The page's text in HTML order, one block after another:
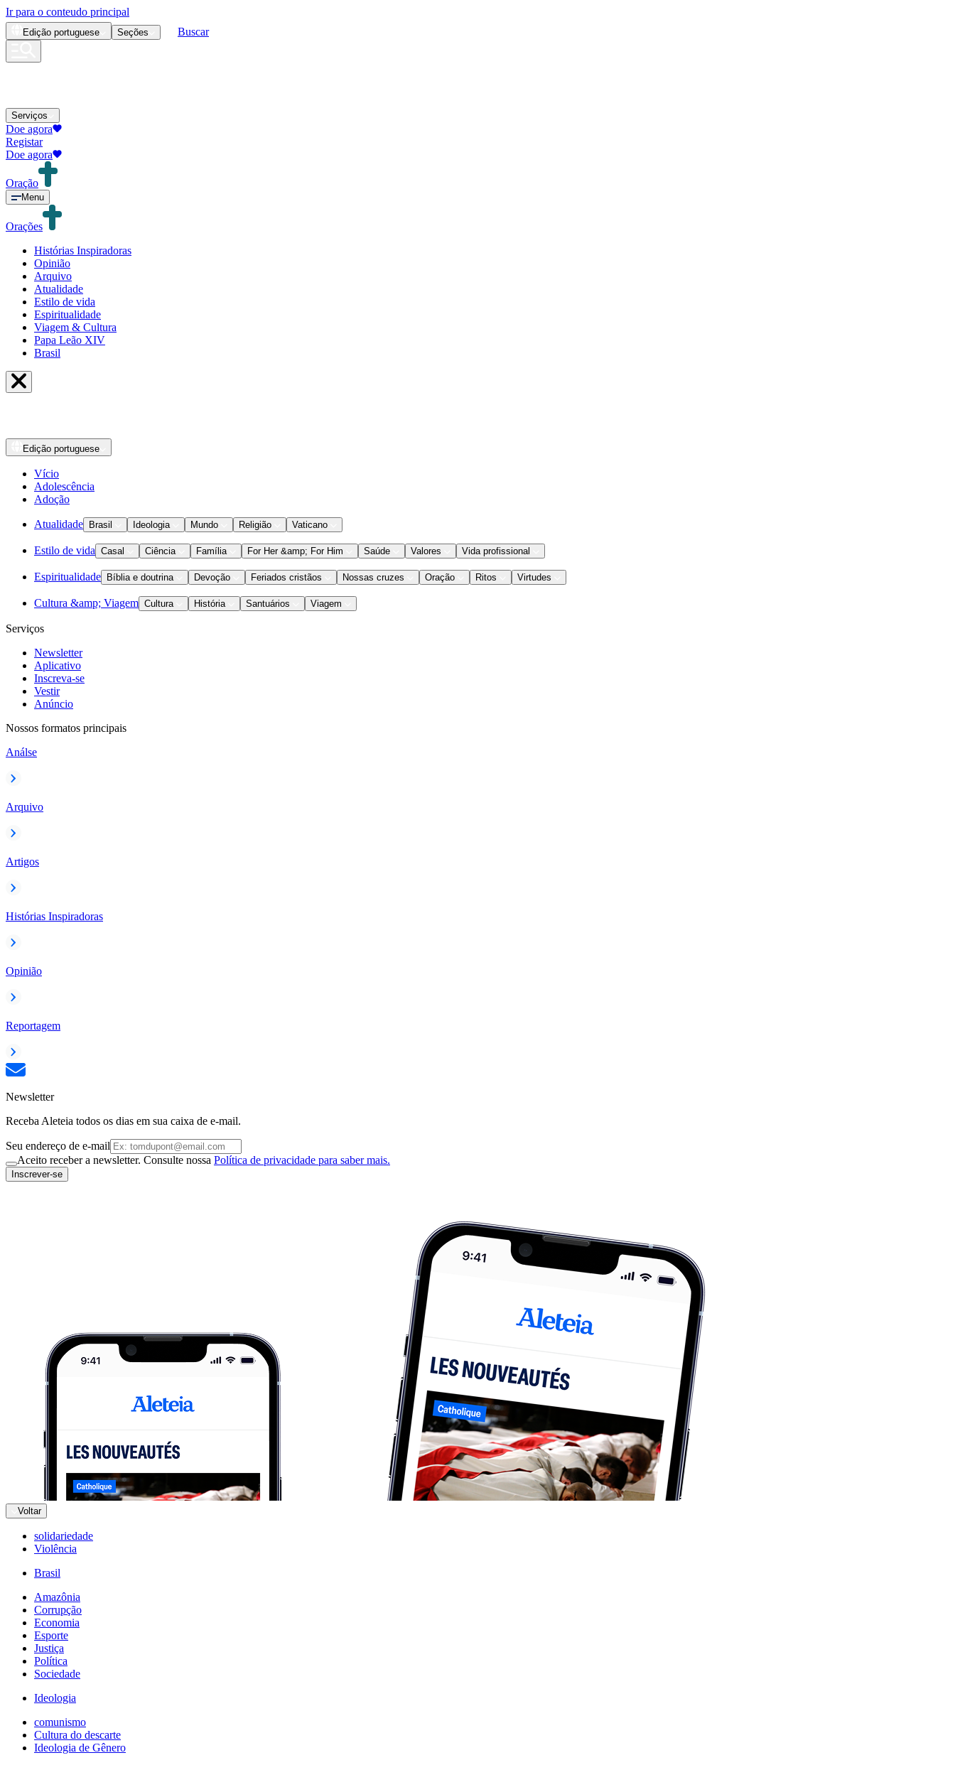
Ir para o conteudo principal
Edição portuguese Seções Buscar
Serviços
Doe agora
Registar
Doe agora
Oração
Menu
Orações
Histórias Inspiradoras
Opinião
Arquivo
Atualidade
Estilo de vida
Espiritualidade
Viagem & Cultura
Papa Leão XIV
Brasil
Edição portuguese
Vício
Adolescência
Adoção
Atualidade Brasil Ideologia Mundo Religião Vaticano
Estilo de vida Casal Ciência Família For Her &amp; For Him Saúde Valores Vida profissional
Espiritualidade Bíblia e doutrina Devoção Feriados cristãos Nossas cruzes Oração Ritos Virtudes
Cultura &amp; Viagem Cultura História Santuários Viagem
Serviços
Newsletter
Aplicativo
Inscreva-se
Vestir
Anúncio
Nossos formatos principais
Análse
Arquivo
Artigos
Histórias Inspiradoras
Opinião
Reportagem
Newsletter
Receba Aleteia todos os dias em sua caixa de e-mail.
Seu endereço de e-mail
Aceito receber a newsletter. Consulte nossa Política de privacidade para saber mais.
Inscrever-se
Voltar
solidariedade
Violência
Brasil
Amazônia
Corrupção
Economia
Esporte
Justiça
Política
Sociedade
Ideologia
comunismo
Cultura do descarte
Ideologia de Gênero